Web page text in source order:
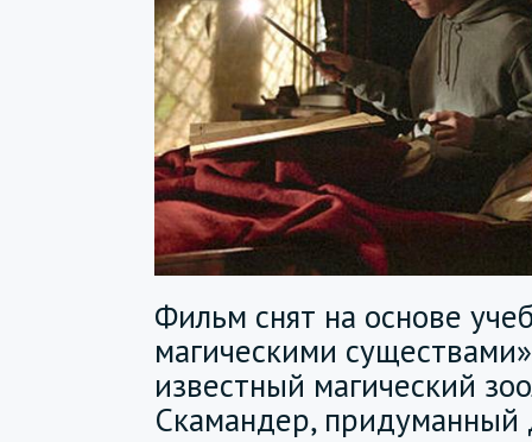
Фильм снят на основе
магическими
известный магический
Скамандер, придуманный